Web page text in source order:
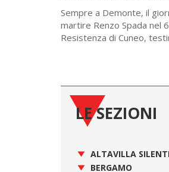
Sempre a Demonte, il
martire Renzo Spada nel
Resistenza di Cuneo,
LE SEZIONI
ALTAVILLA
BERGAMO